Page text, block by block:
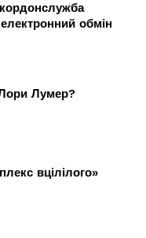
обмін
Лумер?
вцілілого»